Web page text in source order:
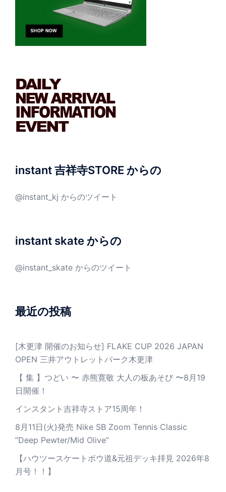
instant 吉祥寺STORE からの
@instant_kj からのツイート
instant skate からの
@instant_skate からのツイート
最近の投稿
[木更津 開催のお知らせ] FLAKE CUP 2026 JAPAN
OPEN 三井アウトレットパーク木更津
【 集 】つどい 〜 赤熊寛敬 大人の板あそび 〜8月19
日開催！
インスタント吉祥寺ストア15周年！
8月11日(火)発売 Nike SB Zoom Tennis Classic
”Deep Pewter/Mid Olive”
【ハウツースケートボウ道&元祖デッキ拝見 2026年8
月号！！】